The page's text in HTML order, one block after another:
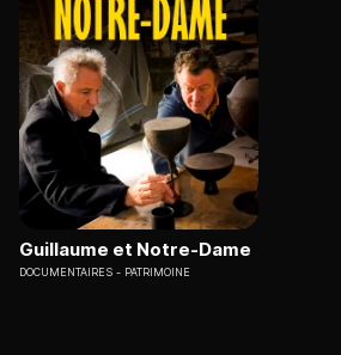
Guillaume et Notre-Dame
DOCUMENTAIRES PATRIMOINE